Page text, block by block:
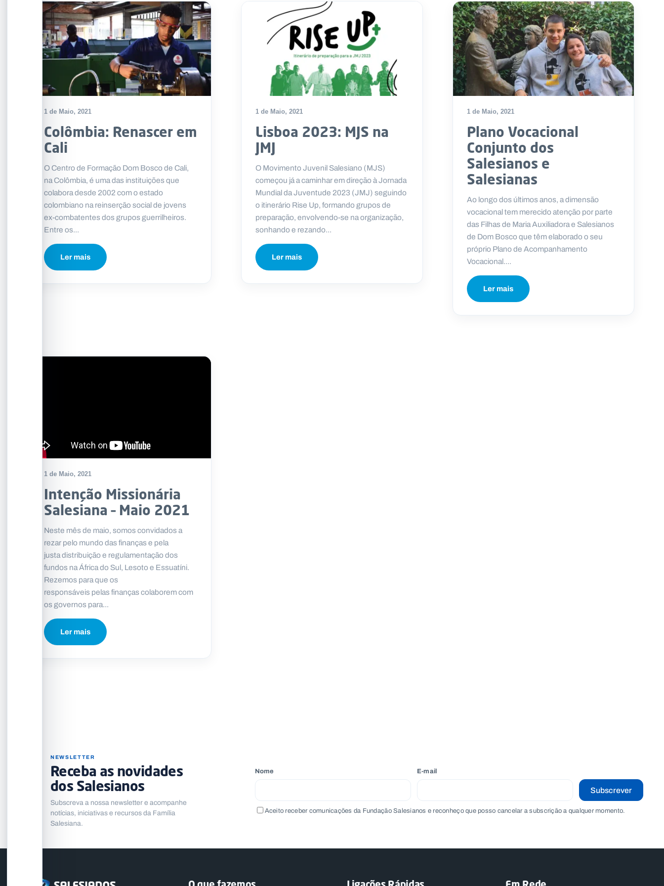
1 de Maio, 2021
Colômbia: Renascer em
Cali
O Centro de Formação Dom Bosco de Cali,
na Colômbia, é uma das instituições que
colabora desde 2002 com o estado
colombiano na reinserção social de jovens
ex-combatentes dos grupos guerrilheiros.
Entre os...
Ler mais
1 de Maio, 2021
Lisboa 2023: MJS na
JMJ
O Movimento Juvenil Salesiano (MJS)
começou já a caminhar em direção à Jornada
Mundial da Juventude 2023 (JMJ) seguindo
o itinerário Rise Up, formando grupos de
preparação, envolvendo-se na organização,
sonhando e rezando...
Ler mais
1 de Maio, 2021
Plano Vocacional
Conjunto dos
Salesianos e
Salesianas
Ao longo dos últimos anos, a dimensão
vocacional tem merecido atenção por parte
das Filhas de Maria Auxiliadora e Salesianos
de Dom Bosco que têm elaborado o seu
próprio Plano de Acompanhamento
Vocacional....
Ler mais
1 de Maio, 2021
Intenção Missionária
Salesiana – Maio 2021
Neste mês de maio, somos convidados a
rezar pelo mundo das finanças e pela
justa distribuição e regulamentação dos
fundos na África do Sul, Lesoto e Essuatíni.
Rezemos para que os
responsáveis pelas finanças colaborem com
os governos para...
Ler mais
NEWSLETTER
Receba as novidades
dos Salesianos
Subscreva a nossa newsletter e acompanhe
notícias, iniciativas e recursos da Família
Salesiana.
Nome E-mail
Aceito receber comunicações da Fundação Salesianos e reconheço que posso cancelar a subscrição a qualquer momento.
Subscrever